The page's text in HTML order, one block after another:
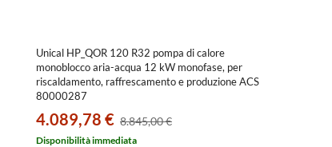
Unical HP_QOR 120 R32 pompa di calore
monoblocco aria-acqua 12 kW monofase, per
riscaldamento, raffrescamento e produzione ACS
80000287
4.089,78 € 8.845,00 €
Disponibilità immediata